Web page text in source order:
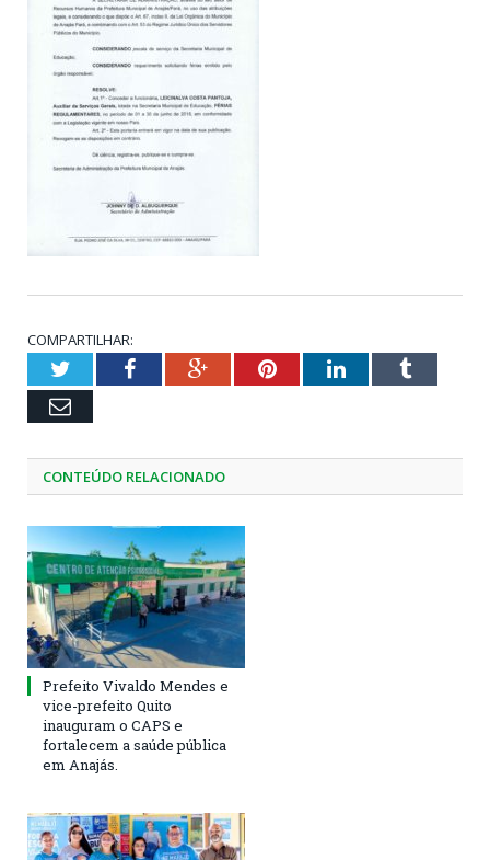
COMPARTILHAR:
TwitterFacebookGoogle+PinterestLinkedInTumblr
Email
CONTEÚDO RELACIONADO
Prefeito Vivaldo Mendes e
vice-prefeito Quito
inauguram o CAPS e
fortalecem a saúde pública
em Anajás.